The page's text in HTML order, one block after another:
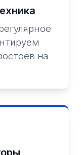
на